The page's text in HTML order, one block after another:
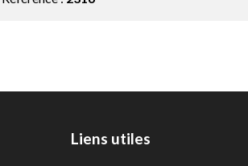
Liens utiles